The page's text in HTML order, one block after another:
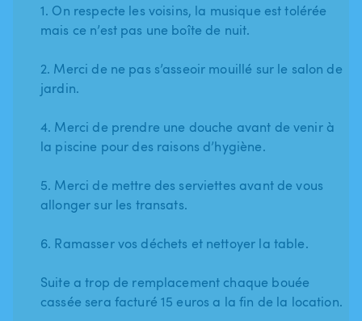
1. On respecte les voisins, la musique est tolérée
mais ce n’est pas une boîte de nuit.
2. Merci de ne pas s’asseoir mouillé sur le salon de
jardin.
4. Merci de prendre une douche avant de venir à
la piscine pour des raisons d’hygiène.
5. Merci de mettre des serviettes avant de vous
allonger sur les transats.
6. Ramasser vos déchets et nettoyer la table.
Suite a trop de remplacement chaque bouée
cassée sera facturé 15 euros a la fin de la location.